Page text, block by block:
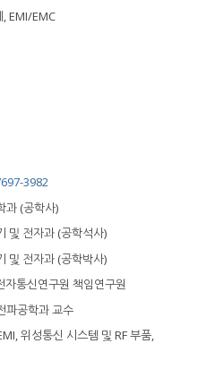
EMI/EMC
3982
과 (공학사)
및 전자과 (공학석사)
및 전자과 (공학박사)
통신연구원 책임연구원
파공학과 교수
위성통신 시스템 및 RF 부품,